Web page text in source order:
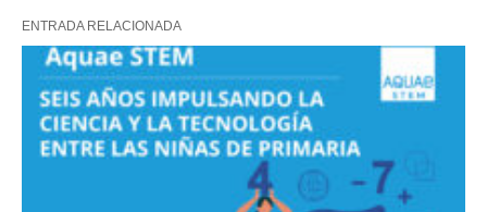
ENTRADA RELACIONADA